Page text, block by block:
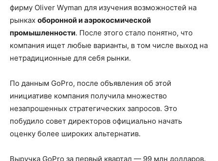
фирму Oliver Wyman для изучения возможностей на
рынках оборонной и аэрокосмической
промышленности. После этого стало понятно, что
компания ищет любые варианты, в том числе выход на
нетрадиционные для себя рынки.
По данным GoPro, после объявления об этой
инициативе компания получила множество
незапрошенных стратегических запросов. Это
побудило совет директоров официально начать
оценку более широких альтернатив.
Выручка GoPro за первый квартал — 99 млн долларов.